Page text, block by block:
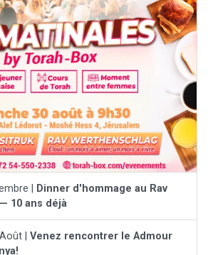
|
Dinner d'hommage au Rav
10 ans déjà
| Venez rencontrer le Admour